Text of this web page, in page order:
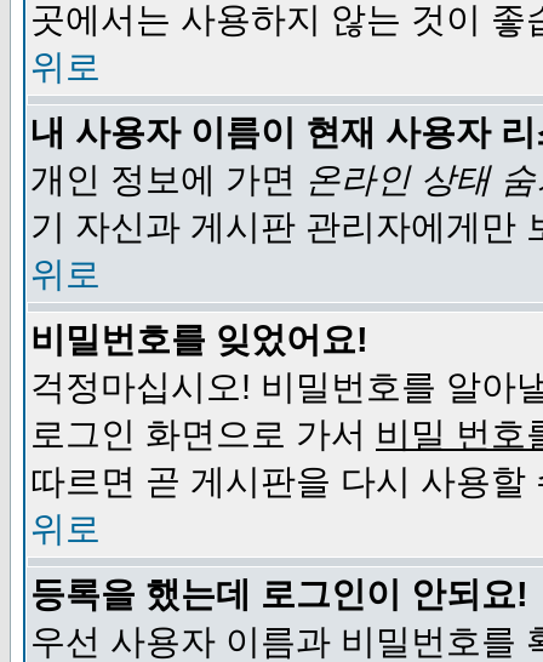
곳에서는 사용하지 않는 것이 좋
위로
내 사용자 이름이 현재 사용자
개인 정보에 가면 온라인 상태
기 자신과 게시판 관리자에게만
위로
비밀번호를 잊었어요!
걱정마십시오! 비밀번호를 알아
로그인 화면으로 가서 비밀 번호
따르면 곧 게시판을 다시 사용할
위로
등록을 했는데 로그인이 안되요!
우선 사용자 이름과 비밀번호를